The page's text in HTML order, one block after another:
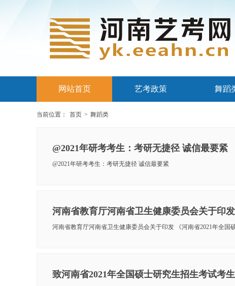
网站首页 艺考政策 舞蹈
> 舞蹈类
当前位置： 首页
@2021年研考考生：考研无捷径 诚信最要紧
@2021年研考考生：考研无捷径 诚信最要紧
河南省教育厅河南省卫生健康委员会关于印发 《河南省2021年全国
致河南省2021年全国硕士研究生招生考试考